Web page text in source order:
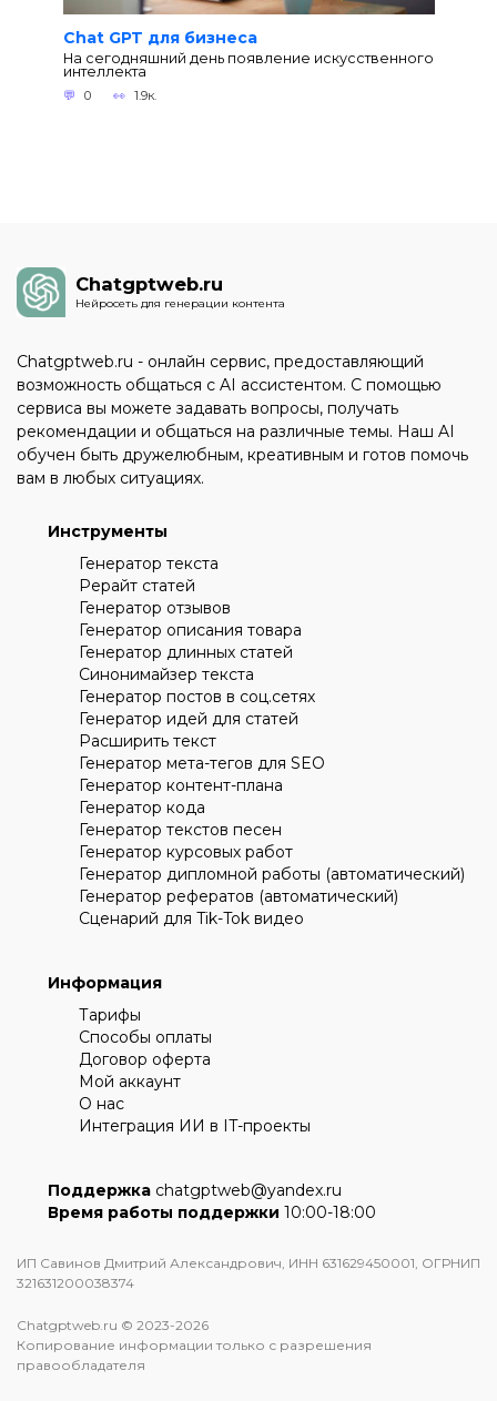
Chat GPT для бизнеса
На сегодняшний день появление искусственного
интеллекта
0 1.9к.
Chatgptweb.ru
Нейросеть для генерации контента
Chatgptweb.ru - онлайн сервис, предоставляющий
возможность общаться с AI ассистентом. С помощью
сервиса вы можете задавать вопросы, получать
рекомендации и общаться на различные темы. Наш AI
обучен быть дружелюбным, креативным и готов помочь
вам в любых ситуациях.
Инструменты
Генератор текста
Рерайт статей
Генератор отзывов
Генератор описания товара
Генератор длинных статей
Синонимайзер текста
Генератор постов в соц.сетях
Генератор идей для статей
Расширить текст
Генератор мета-тегов для SEO
Генератор контент-плана
Генератор кода
Генератор текстов песен
Генератор курсовых работ
Генератор дипломной работы (автоматический)
Генератор рефератов (автоматический)
Сценарий для Tik-Tok видео
Информация
Тарифы
Способы оплаты
Договор оферта
Мой аккаунт
О нас
Интеграция ИИ в IT-проекты
Поддержка chatgptweb@yandex.ru
Время работы поддержки 10:00-18:00
ИП Савинов Дмитрий Александрович, ИНН 631629450001, ОГРНИП
321631200038374
Chatgptweb.ru © 2023-2026
Копирование информации только с разрешения
правообладателя